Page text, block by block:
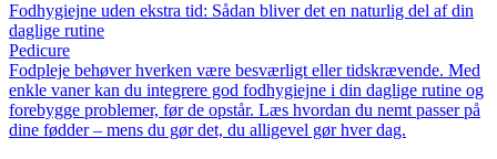
Fodhygiejne uden ekstra tid: Sådan bliver det en naturlig del af din
daglige rutine
Pedicure
Fodpleje behøver hverken være besværligt eller tidskrævende. Med
enkle vaner kan du integrere god fodhygiejne i din daglige rutine og
forebygge problemer, før de opstår. Læs hvordan du nemt passer på
dine fødder – mens du gør det, du alligevel gør hver dag.